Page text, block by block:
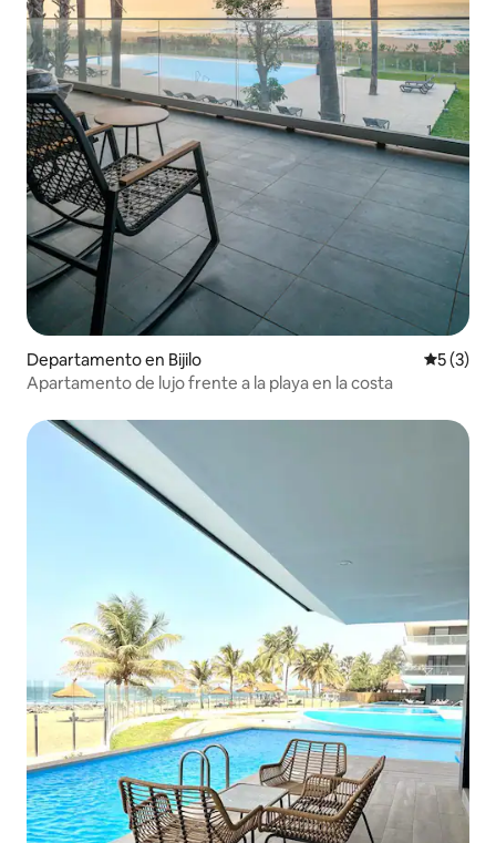
Departamento en Bijilo
5 (3)
Apartamento de lujo frente a la playa en la costa